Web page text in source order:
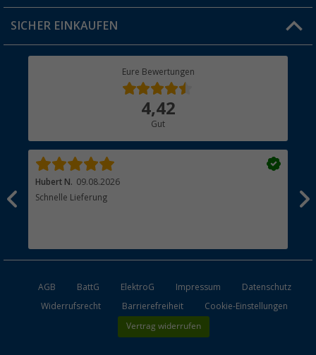
Jobs & Karriere
Rücksendung
SICHER EINKAUFEN
Eure Bewertungen
4,42
Gut
Hubert N. 09.08.2026
Schnelle Lieferung
AGB BattG ElektroG Impressum
Datenschutz
Widerrufsrecht
Barrierefreiheit Cookie-Einstellungen
Vertrag widerrufen